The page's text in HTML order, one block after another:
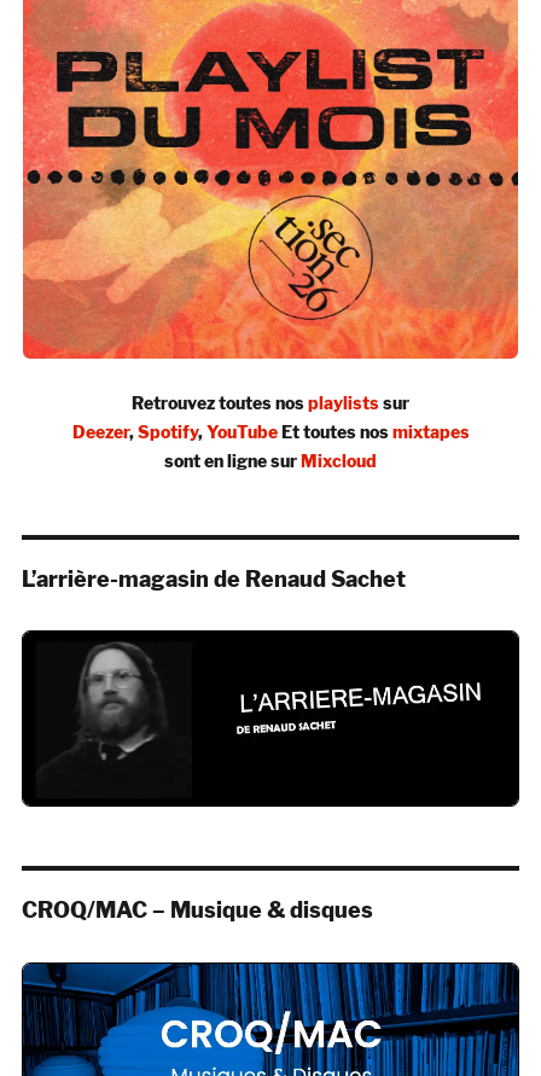
Retrouvez toutes nosplaylistssur
Deezer,Spotify,YouTubeEt toutes nosmixtapes
sont en ligne surMixcloud
L’arrière-magasin de Renaud Sachet
CROQ/MAC – Musique & disques